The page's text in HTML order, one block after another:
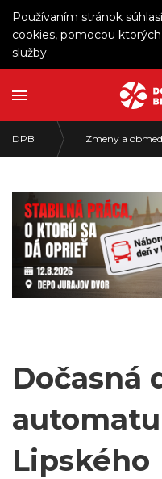
Používaním stránok
cookies, pomocou
služby.
DPB Zmeny a
Dočasná
Lipského